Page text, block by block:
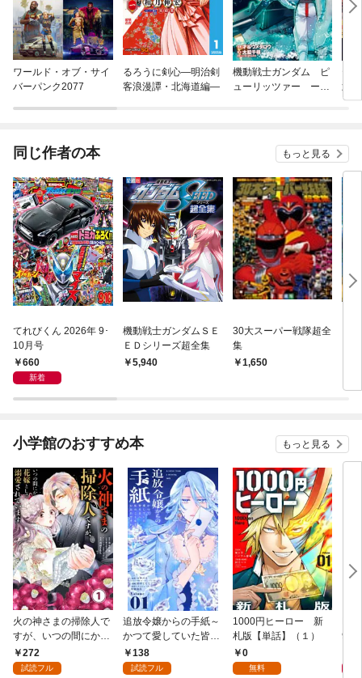
ワールド・オブ・サイ
バーパンク2077
るろうに剣心—明治剣
客浪漫譚・北海道編—
機動戦士ガンダム ピ
ューリッツァー ーア
武
同じ作者の本 もっと見る
てれびくん 2026年 9･
10月号
660
新着
機動戦士ガンダムＳＥ
ＥＤシリーズ超全集
5,940
30大スーパー戦隊超全
集
1,650
小学館のおすすめ本 もっと見る
火の神さまの掃除人で
すが、いつの間にか花
嫁として溺愛されてい
ます【単話】（１）
272
試読フル
追放令嬢からの手紙～
かつて愛していた皆さ
まへ 私のことなどお忘
れですか？～【単話】
138
試読フル
1000円ヒーロー 新
札版【単話】（１）
0
無料
9.5